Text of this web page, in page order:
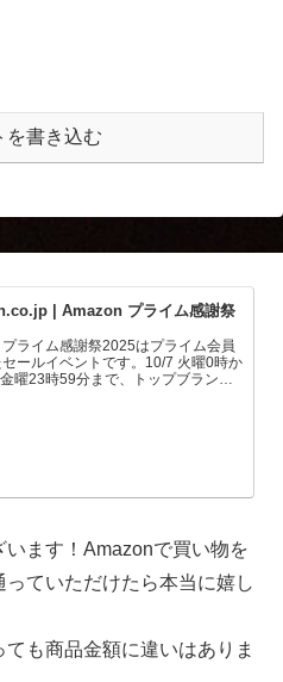
を書き込む
| Amazon プライム感謝祭
ライム感謝祭2025はプライム会員
ールイベントです。10/7 火曜0時か
曜23時59分まで、トップブランド
ます！Amazonで買い物を
ていただけたら本当に嬉し
も商品金額に違いはありま